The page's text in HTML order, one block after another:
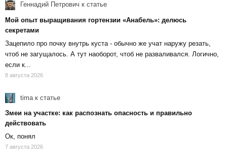
Геннадий Петрович к статье
Мой опыт выращивания гортензии «Анабель»: делюсь
секретами
Зацепило про почку внутрь куста - обычно же учат наружу резать,
чтоб не загущалось. А тут наоборот, чтоб не разваливался. Логично,
если к...
8 августа 2026
tima к статье
Змеи на участке: как распознать опасность и правильно
действовать
Ок, понял
7 августа 2026